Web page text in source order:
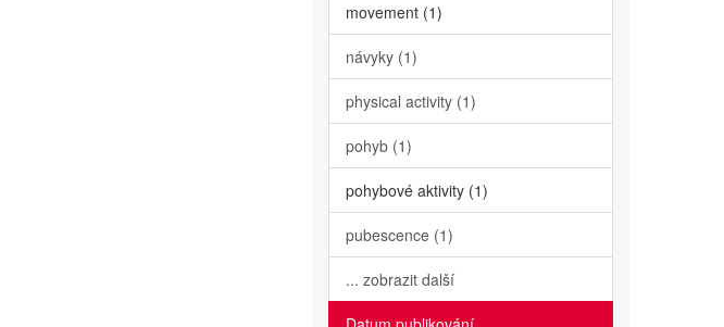
movement (1)
návyky (1)
physical activity (1)
pohyb (1)
pohybové aktivity (1)
pubescence (1)
... zobrazit další